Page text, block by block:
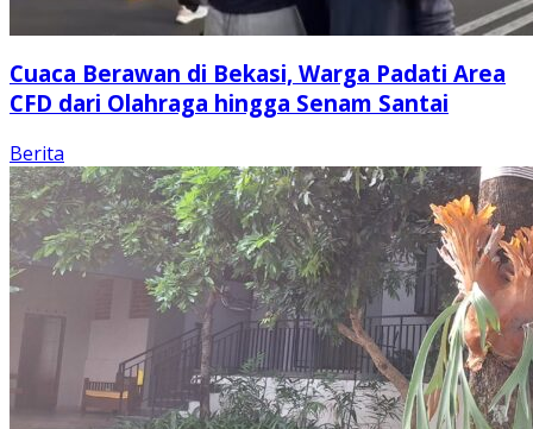
Cuaca Berawan di Bekasi, Warga Padati Area
CFD dari Olahraga hingga Senam Santai
Berita